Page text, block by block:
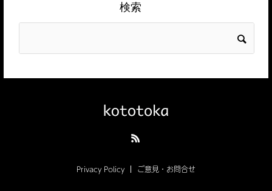
検索
Privacy Policy ご意見・お問合せ